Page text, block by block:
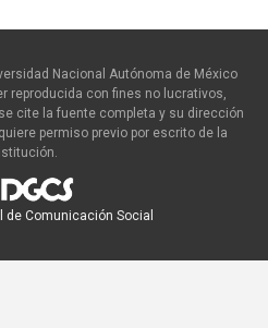
Nacional Autónoma de México
reproducida con fines no lucrativos,
cite la fuente completa y su dirección
permiso previo por escrito de la
de Comunicación Social